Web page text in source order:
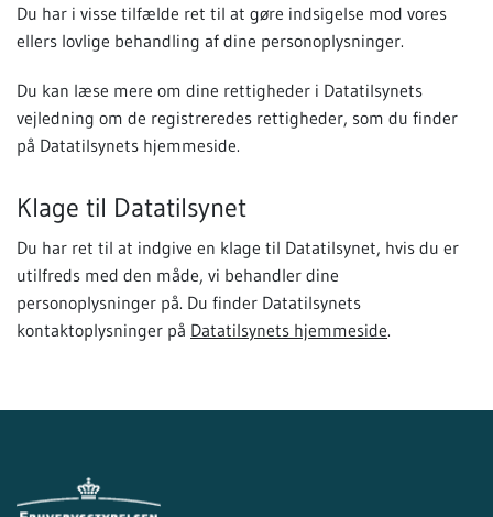
Du har i visse tilfælde ret til at gøre indsigelse mod vores
ellers lovlige behandling af dine personoplysninger.
Du kan læse mere om dine rettigheder i Datatilsynets
vejledning om de registreredes rettigheder, som du finder
på Datatilsynets hjemmeside.
Klage til Datatilsynet
Du har ret til at indgive en klage til Datatilsynet, hvis du er
utilfreds med den måde, vi behandler dine
personoplysninger på. Du finder Datatilsynets
kontaktoplysninger på Datatilsynets hjemmeside.